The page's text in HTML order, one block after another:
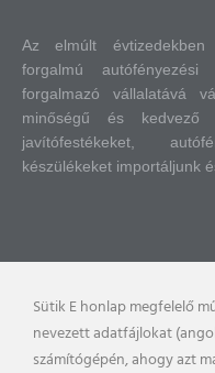
Az elmúlt évtizedekben
forgalmú
forgalmazó vállalatává
minőségű és kedvező
javítófestékeket,
készülékeket importáljunk
Sütik E honlap megfelelő
nevezett adatfájlokat
számítógépén, ahogy azt